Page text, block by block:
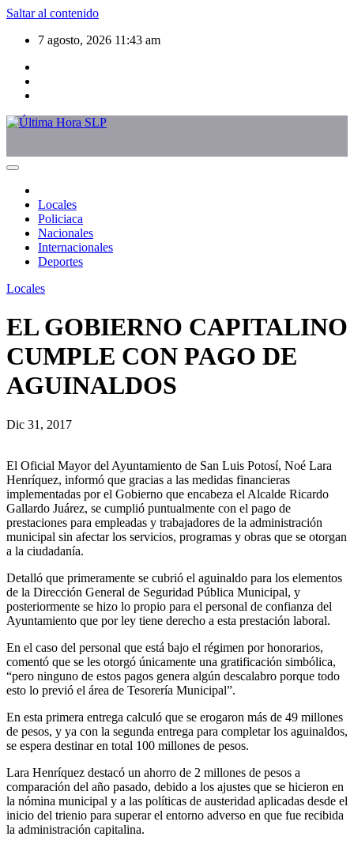
Saltar al contenido
7 agosto, 2026 11:43 am
Locales
Policiaca
Nacionales
Internacionales
Deportes
Locales
EL GOBIERNO CAPITALINO
CUMPLE CON PAGO DE
AGUINALDOS
Dic 31, 2017
El Oficial Mayor del Ayuntamiento de San Luis Potosí, Noé Lara
Henríquez, informó que gracias a las medidas financieras
implementadas por el Gobierno que encabeza el Alcalde Ricardo
Gallardo Juárez, se cumplió puntualmente con el pago de
prestaciones para empleadas y trabajadores de la administración
municipal sin afectar los servicios, programas y obras que se otorgan
a la ciudadanía.
Detalló que primeramente se cubrió el aguinaldo para los elementos
de la Dirección General de Seguridad Pública Municipal, y
posteriormente se hizo lo propio para el personal de confianza del
Ayuntamiento que por ley tiene derecho a esta prestación laboral.
En el caso del personal que está bajo el régimen por honorarios,
comentó que se les otorgó únicamente una gratificación simbólica,
“pero ninguno de estos pagos genera algún descalabro porque todo
esto lo previó el área de Tesorería Municipal”.
En esta primera entrega calculó que se erogaron más de 49 millones
de pesos, y ya con la segunda entrega para completar los aguinaldos,
se espera destinar en total 100 millones de pesos.
Lara Henríquez destacó un ahorro de 2 millones de pesos a
comparación del año pasado, debido a los ajustes que se hicieron en
la nómina municipal y a las políticas de austeridad aplicadas desde el
inicio del trienio para superar el entorno adverso en que fue recibida
la administración capitalina.